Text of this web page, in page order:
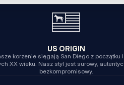
US ORIGIN
korzenie sięgają San Diego z początku
XX wieku. Nasz styl jest surowy,
bezkompromisowy.